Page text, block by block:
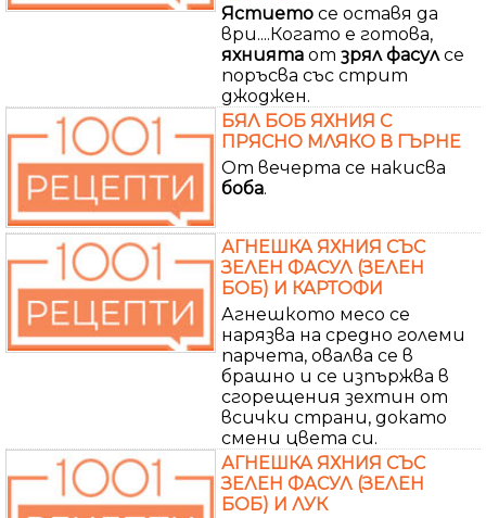
Ястието се оставя да
ври....Когато е готова,
яхнията от зрял фасулсе
поръсва със стрит
джоджен.
БЯЛ БОБ ЯХНИЯ С
ПРЯСНО МЛЯКО В ГЪРНЕ
От вечерта се накисва
боба.
АГНЕШКА ЯХНИЯ СЪС
ЗЕЛЕН ФАСУЛ (ЗЕЛЕН
БОБ) И КАРТОФИ
Агнешкото месо се
нарязва на средно големи
парчета, овалва се в
брашно и се изпържва в
сгорещения зехтин от
всички страни, докато
смени цвета си.
АГНЕШКА ЯХНИЯ СЪС
ЗЕЛЕН ФАСУЛ (ЗЕЛЕН
БОБ) И ЛУК